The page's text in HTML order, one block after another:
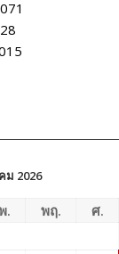
ม 2026
. พฤ. ศ.